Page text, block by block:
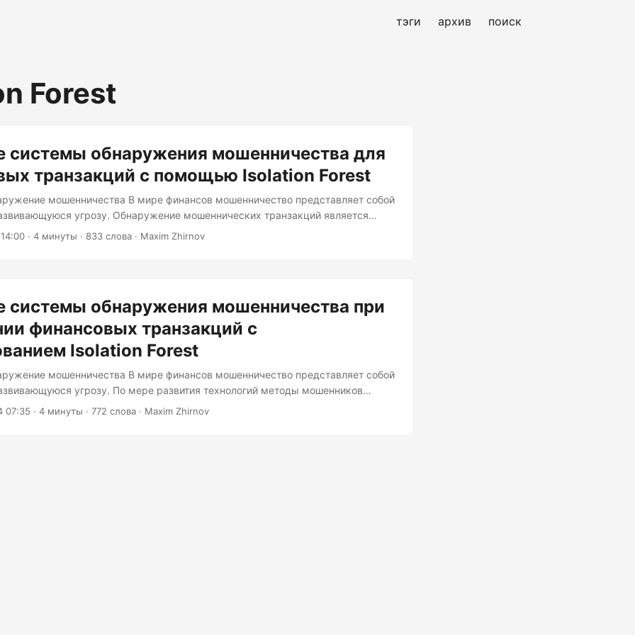
тэги архив поиск
Forest
системы обнаружения мошенничества для
транзакций с помощью Isolation Forest
мошенничества В мире финансов мошенничество представляет собой
угрозу. Обнаружение мошеннических транзакций является
требующей анализа огромных объёмов данных, часто в режиме реального
для обнаружения аномалий или выбросов в наборах данных....
· 4 минуты · 833 слова · Maxim Zhirnov
системы обнаружения мошенничества при
финансовых транзакций с
Isolation Forest
мошенничества В мире финансов мошенничество представляет собой
угрозу. По мере развития технологий методы мошенников
более изощрёнными, превращая борьбу с ними в игру «в кошки-мышки» между
07:35 · 4 минуты · 772 слова · Maxim Zhirnov